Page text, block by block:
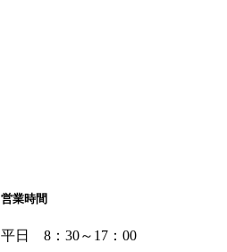
営業時間
平日 8：30～17：00